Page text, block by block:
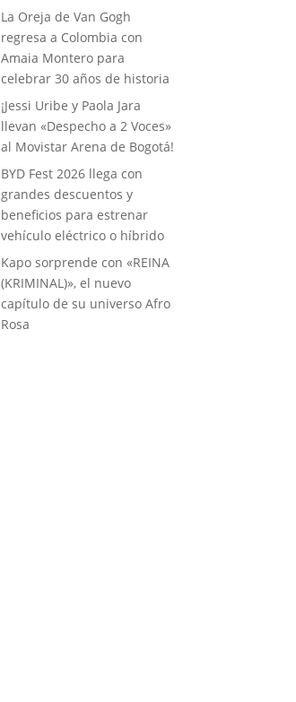
La Oreja de Van Gogh
regresa a Colombia con
Amaia Montero para
celebrar 30 años de historia
¡Jessi Uribe y Paola Jara
llevan «Despecho a 2 Voces»
al Movistar Arena de Bogotá!
BYD Fest 2026 llega con
grandes descuentos y
beneficios para estrenar
vehículo eléctrico o híbrido
Kapo sorprende con «REINA
(KRIMINAL)», el nuevo
capítulo de su universo Afro
Rosa